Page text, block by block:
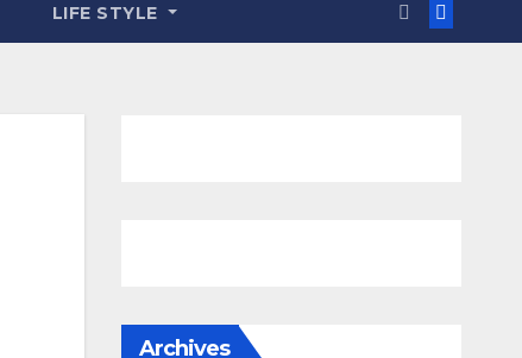
LIFE STYLE
Archives